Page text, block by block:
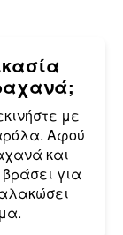
με
Αφού
και
για